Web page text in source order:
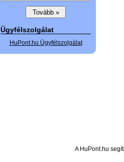
Ügyfélszolgálat
HuPont.hu Ügyfélszolgálat
A HuPont.hu